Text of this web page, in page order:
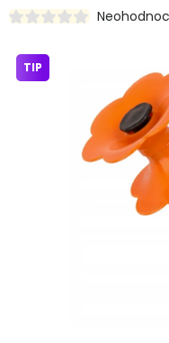
Dílna
Dětská hřiště
TIP